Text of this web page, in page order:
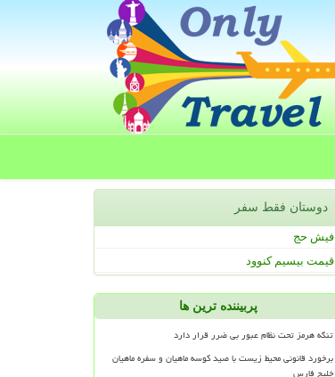
دوستان فقط سفر
فیش حج
قیمت بیسیم کنوود
پربیننده ترین ها
تنگه هرمز تحت نظام عبور بی ضرر قرار دارد
برخورد قانونی محیط زیست با صید کوسه ماهیان و سفره ماهیان
خلیج فارس